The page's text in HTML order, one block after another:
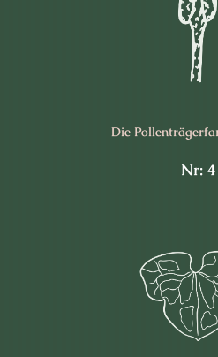
Die
Nr: 4